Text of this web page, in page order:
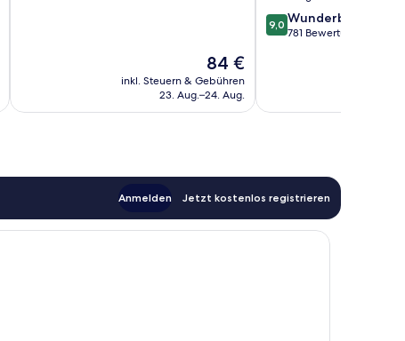
Der
Preis
beträgt
84 €
inkl. Steuern & Gebühren
23. Aug.–24. Aug.
Noode
9.0
von
9,0 Wunderbar
781 Bewertungen
Anmelden Jetzt kostenlos registrieren